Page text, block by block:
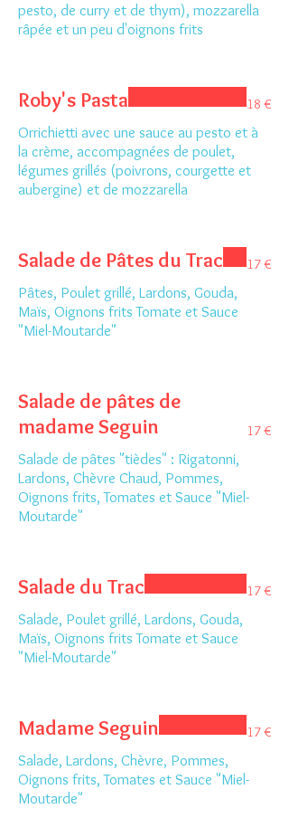
pesto, de curry et de thym), mozzarella
râpée et un peu d'oignons frits
Roby's Pasta
Orrichietti avec une sauce au pesto et à
la crème, accompagnées de poulet,
légumes grillés (poivrons, courgette et
aubergine) et de mozzarella
18 €
Salade de Pâtes du Trac
Pâtes, Poulet grillé, Lardons, Gouda,
Maïs, Oignons frits Tomate et Sauce
"Miel-Moutarde"
17 €
Salade de pâtes de
madame Seguin
Salade de pâtes "tièdes" : Rigatonni,
Lardons, Chèvre Chaud, Pommes,
Oignons frits, Tomates et Sauce "Miel-
Moutarde"
17 €
Salade du Trac
Salade, Poulet grillé, Lardons, Gouda,
Maïs, Oignons frits Tomate et Sauce
"Miel-Moutarde"
17 €
Madame Seguin
Salade, Lardons, Chèvre, Pommes,
Oignons frits, Tomates et Sauce "Miel-
Moutarde"
17 €